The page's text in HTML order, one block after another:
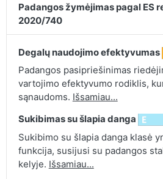
Padangos žymėjimas pagal ES
2020/740
Degalų naudojimo efektyvumas
Padangos pasipriešinimas
vartojimo efektyvumo rodiklis,
sąnaudoms. Išsamiau...
Sukibimas su šlapia danga
Sukibimo su šlapia danga klasė
funkcija, susijusi su padangos
kelyje. Išsamiau...